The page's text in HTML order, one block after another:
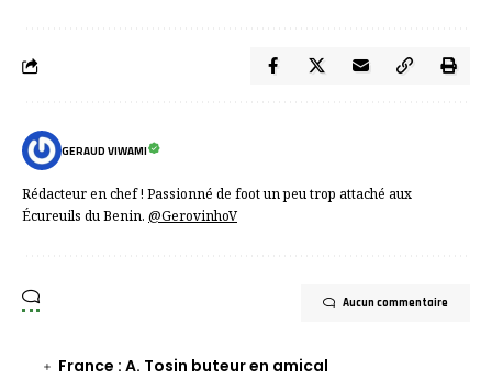
GERAUD VIWAMI
Rédacteur en chef ! Passionné de foot un peu trop attaché aux
Écureuils du Benin. @GerovinhoV
Aucun commentaire
France : A. Tosin buteur en amical